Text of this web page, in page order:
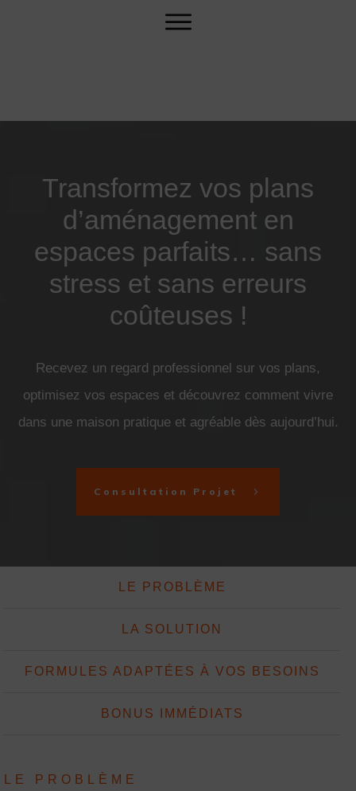
Transformez vos plans
d’aménagement en
espaces parfaits… sans
stress et sans erreurs
coûteuses !
Recevez un regard professionnel sur vos plans,
optimisez vos espaces et découvrez comment vivre
dans une maison pratique et agréable dès aujourd’hui.
Consultation Projet
LE PROBLÈME
LA SOLUTION
FORMULES ADAPTÉES À VOS BESOINS
BONUS IMMÉDIATS
LE PROBLÈME